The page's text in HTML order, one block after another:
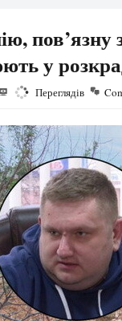
у
1699 Переглядів